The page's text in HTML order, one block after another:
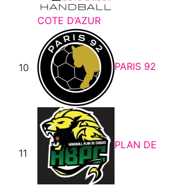
COTE D’AZUR
10 PARIS 92
11
PLAN DE